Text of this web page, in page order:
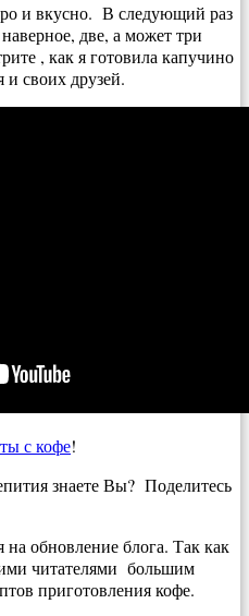
и вкусно. В следующий раз
две, а может три
, как я готовила капучино
и своих друзей.
с кофе!
знаете Вы? Поделитесь
обновление блога. Так как
читателями большим
приготовления кофе.